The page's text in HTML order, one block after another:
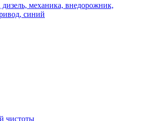
механика, внедорожник,
синий
чистоты